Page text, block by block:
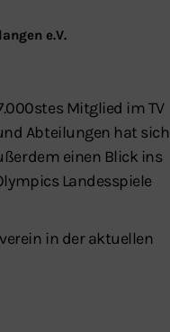
e.V.
Mitglied im TV
Abteilungen hat sich
einen Blick ins
Landesspiele
in der aktuellen